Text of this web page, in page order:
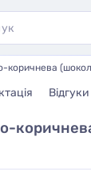
Відгуки